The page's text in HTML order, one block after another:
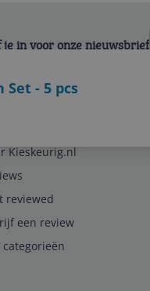
Set - 5 pcs
je in voor onze nieuwsbrief
Kieskeurig.nl
reviewed
een review
categorieën